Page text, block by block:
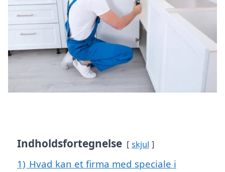
Indholdsfortegnelse skjul
1) Hvad kan et firma med speciale i